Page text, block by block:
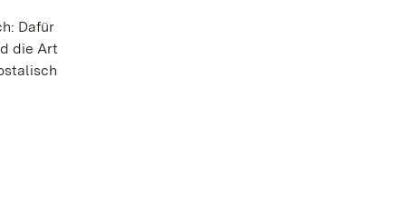
Dafür
die Art